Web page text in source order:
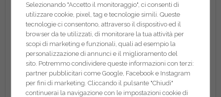
Selezionando "Accetto il monitoraggio", ci consenti di
utilizzare cookie, pixel, tag e tecnologie simili. Queste
tecnologie ci consentono, attraverso il dispositivo ed il
browser da te utilizzati, di monitorare la tua attività per
scopi di marketing e funzionali, quali ad esempio la
personalizzazione di annunci e il miglioramento del
sito. Potremmo condividere queste informazioni con terzi:
partner pubblicitari come Google, Facebook e Instagram
per fini di marketing. Cliccando il pulsante "Chiudi"
continuerai la navigazione con le impostazioni cookie di